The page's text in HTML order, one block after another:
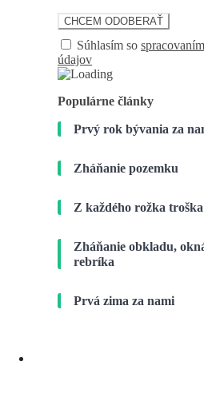
Súhlasím so
údajov
Populárne články
Prvý rok bývania za
Zháňanie pozemku
Z každého rožka troška
Zháňanie obkladu,
rebríka
Prvá zima za nami